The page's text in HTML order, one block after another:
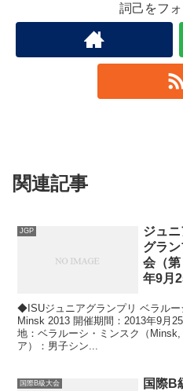
詞己をフ
関連記事
JGP
ジュ
グラ
会（
年9月
◆ISUジュニアグランプリ ベラル
Minsk 2013 開催期間：2013年9月
地：ベラルーシ・ミンスク（
ア）：男子シン...
国際B級大会
国際B